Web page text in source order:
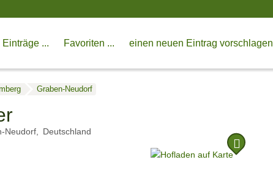
Einträge ... Favoriten ... einen neuen Eintrag vorschlagen
Graben-Neudorf
Neudorf Deutschland